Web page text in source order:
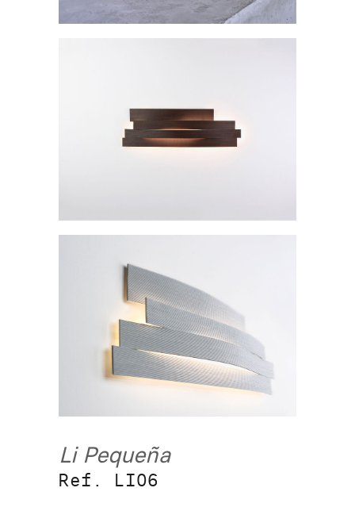
Li Pequeña
Ref. LI06